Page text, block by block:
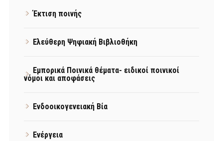
Έκτιση ποινής
Ελεύθερη Ψηφιακή Βιβλιοθήκη
Εμπορικά Ποινικά θέματα- ειδικοί ποινικοί
νόμοι και αποφάσεις
Ενδοοικογενειακή Βία
Ενέργεια